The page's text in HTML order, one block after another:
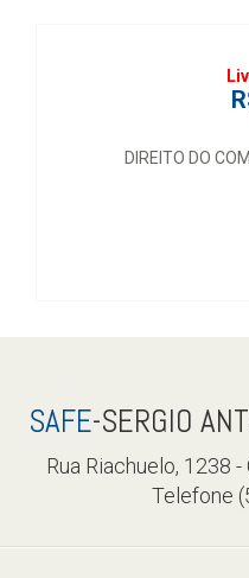
DIREITO DO
SAFE-SERGIO
Rua Riachuelo, 1238
Telefone